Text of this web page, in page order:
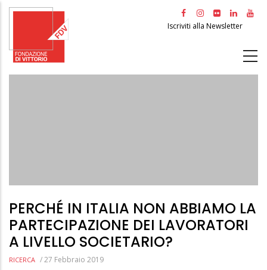
Salta
principale
Iscriviti alla Newsletter
PERCHÉ IN ITALIA NON ABBIAMO LA
PARTECIPAZIONE DEI LAVORATORI
A LIVELLO SOCIETARIO?
RICERCA /27 Febbraio 2019